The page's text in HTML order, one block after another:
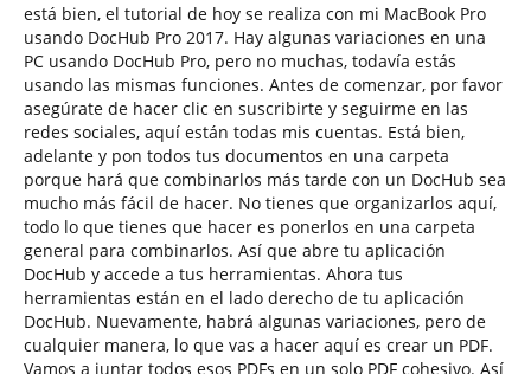
está bien, el tutorial de hoy se realiza con mi MacBook Pro
usando DocHub Pro 2017. Hay algunas variaciones en una
PC usando DocHub Pro, pero no muchas, todavía estás
usando las mismas funciones. Antes de comenzar, por favor
asegúrate de hacer clic en suscribirte y seguirme en las
redes sociales, aquí están todas mis cuentas. Está bien,
adelante y pon todos tus documentos en una carpeta
porque hará que combinarlos más tarde con un DocHub sea
mucho más fácil de hacer. No tienes que organizarlos aquí,
todo lo que tienes que hacer es ponerlos en una carpeta
general para combinarlos. Así que abre tu aplicación
DocHub y accede a tus herramientas. Ahora tus
herramientas están en el lado derecho de tu aplicación
DocHub. Nuevamente, habrá algunas variaciones, pero de
cualquier manera, lo que vas a hacer aquí es crear un PDF.
Vamos a juntar todos esos PDFs en un solo PDF cohesivo. Así